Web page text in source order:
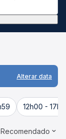
Alterar data
12h00 -
Recomendado